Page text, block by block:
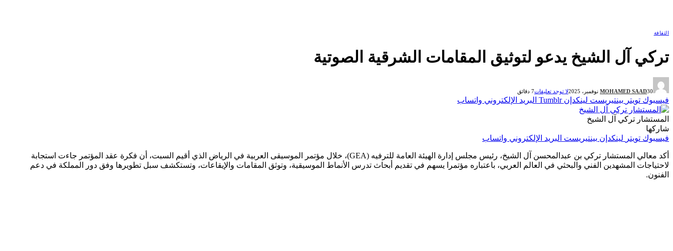
الثقافة
تركي آل الشيخ يدعو لتوثيق المقامات الشرقية الصوتية
MOHAMED SAAD30 نوفمبر، 2025 لا توجد تعليقات7 دقائق
فيسبوك تويتر بينتيريست لينكدإن Tumblr البريد الإلكتروني واتساب
المستشار تركي آل الشيخ
شاركها
فيسبوك تويتر لينكدإن بينتيريست البريد الإلكتروني واتساب
أكد معالي المستشار تركي بن عبدالمحسن آل الشيخ، رئيس مجلس إدارة الهيئة العامة للترفيه (GEA)، خلال مؤتمر الموسيقى العربية في الرياض الذي أقيم السبت، أن فكرة عقد المؤتمر جاءت استجابة
لاحتياجات المشهدين الفني والبحثي في العالم العربي، باعتباره مؤتمرا يسهم في تقديم أبحاث تدرس الأنماط الموسيقية، وتوثق المقامات والإيقاعات، وتستكشف سبل تطويرها وفق دور المملكة في دعم
الفنون.